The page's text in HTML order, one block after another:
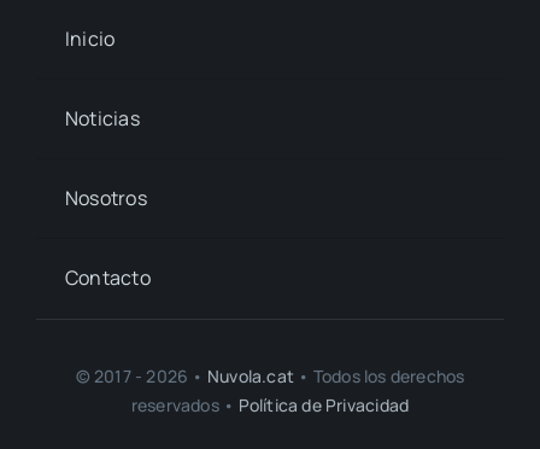
Inicio
Noticias
Nosotros
Contacto
© 2017 - 2026 • Nuvola.cat • Todos los derechos
reservados • Política de Privacidad